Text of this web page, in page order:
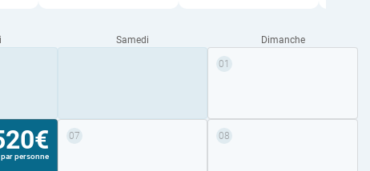
Samedi Dimanche
01
par personne
07 08